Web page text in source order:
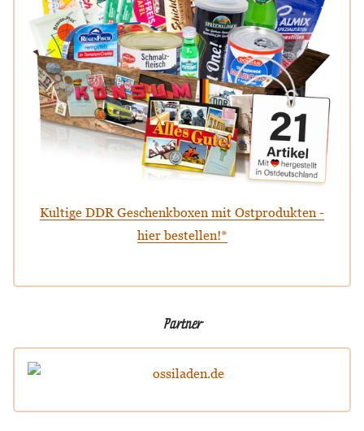
Kultige DDR Geschenkboxen mit Ostprodukten -
hier bestellen!*
Partner